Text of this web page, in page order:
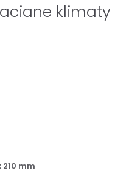
210 mm
klimaty